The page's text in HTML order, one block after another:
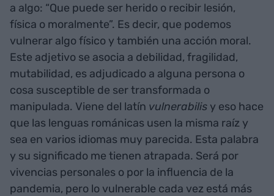
a algo: “Que puede ser herido o recibir lesión,
física o moralmente”. Es decir, que podemos
vulnerar algo físico y también una acción moral.
Este adjetivo se asocia a debilidad, fragilidad,
mutabilidad, es adjudicado a alguna persona o
cosa susceptible de ser transformada o
manipulada. Viene del latín vulnerabilis y eso hace
que las lenguas románicas usen la misma raíz y
sea en varios idiomas muy parecida. Esta palabra
y su significado me tienen atrapada. Será por
vivencias personales o por la influencia de la
pandemia, pero lo vulnerable cada vez está más